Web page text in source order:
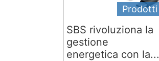
Prodotti
SBS rivoluziona la
gestione
energetica con la...